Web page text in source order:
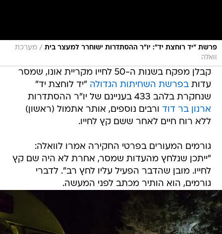
פרשת "יד רוחצת יד": יו"ר ההסתדרות ישוחרר למעצר בית / מערכת
וואלה
קבלן מפקח בשנות ה-50 לחייו מקריית אונו, שמסר
עדותבפרשת השחיתות הגדולה "יד לוחצת יד"
שנחקרת בלהב 433 בעניינם של יו"ר ההסתדרות
ארנון בר דוד ורבים נוספים, אותר אתמול (ראשון)
ללא רוח חיים לאחר ששם קץ לחייו.
גורמים המעורים בפרטי החקירה אמרו לוואלה:
"ייתכן שנלחץ מהעדות שמסר, אחרת לא היה שם קץ
לחייו. מובן שהדבר הפעיל עליו לחץ רב". לדברי
גורמים, הוא הותיר מכתב לפני המעשה.